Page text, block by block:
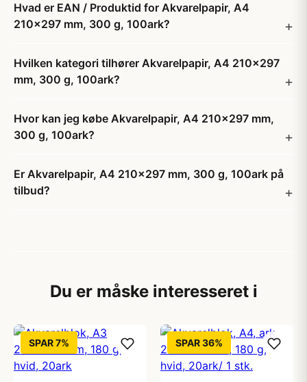
Hvad er EAN / Produktid for Akvarelpapir, A4
210x297 mm, 300 g, 100ark?
Hvilken kategori tilhører Akvarelpapir, A4 210x297
mm, 300 g, 100ark?
Hvor kan jeg købe Akvarelpapir, A4 210x297 mm,
300 g, 100ark?
Er Akvarelpapir, A4 210x297 mm, 300 g, 100ark på
tilbud?
Du er måske interesseret i
SPAR 7% SPAR 36%